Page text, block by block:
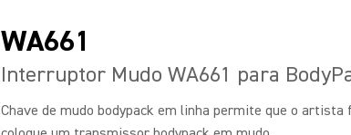
WA661
Interruptor Mudo WA661 para
Chave de mudo bodypack em linha permite que o artista